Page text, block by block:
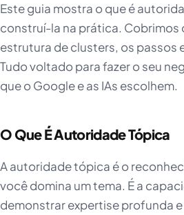
Este guia mostra o que é
construí-la na prática. Cobrimos
estrutura de clusters, os passos
Tudo voltado para fazer o seu
que o Google e as IAs escolhem.
O Que É Autoridade Tópica
A autoridade tópica é o
você domina um tema. É a
demonstrar expertise profunda